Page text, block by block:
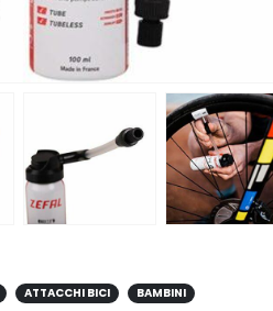
ATTACCHI BICI
BAMBINI